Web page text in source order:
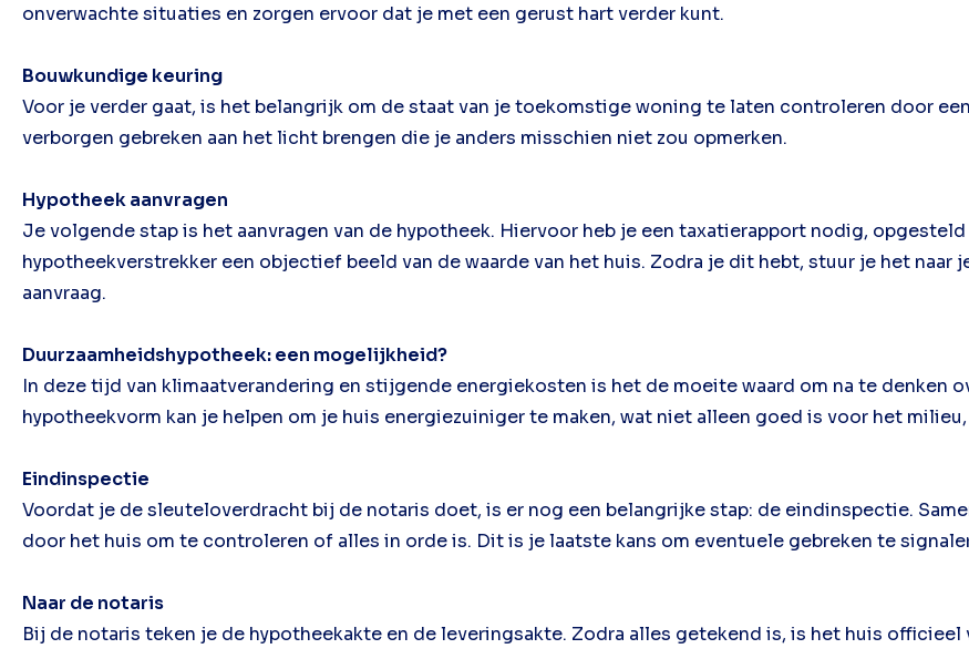
onverwachte situaties en zorgen ervoor dat je met een gerust hart verder kunt.
Bouwkundige keuring
Voor je verder gaat, is het belangrijk om de staat van je toekomstige woning te laten controleren door
verborgen gebreken aan het licht brengen die je anders misschien niet zou opmerken.
Hypotheek aanvragen
Je volgende stap is het aanvragen van de hypotheek. Hiervoor heb je een taxatierapport nodig,
hypotheekverstrekker een objectief beeld van de waarde van het huis. Zodra je dit hebt, stuur je het
aanvraag.
Duurzaamheidshypotheek: een mogelijkheid?
In deze tijd van klimaatverandering en stijgende energiekosten is het de moeite waard om na te denken
hypotheekvorm kan je helpen om je huis energiezuiniger te maken, wat niet alleen goed is voor het
Eindinspectie
Voordat je de sleuteloverdracht bij de notaris doet, is er nog een belangrijke stap: de eindinspectie.
door het huis om te controleren of alles in orde is. Dit is je laatste kans om eventuele gebreken te
Naar de notaris
Bij de notaris teken je de hypotheekakte en de leveringsakte. Zodra alles getekend is, is het huis